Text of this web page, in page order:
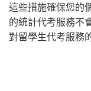
這些措施確保您的
的統計代考服務不
對留學生代考服務